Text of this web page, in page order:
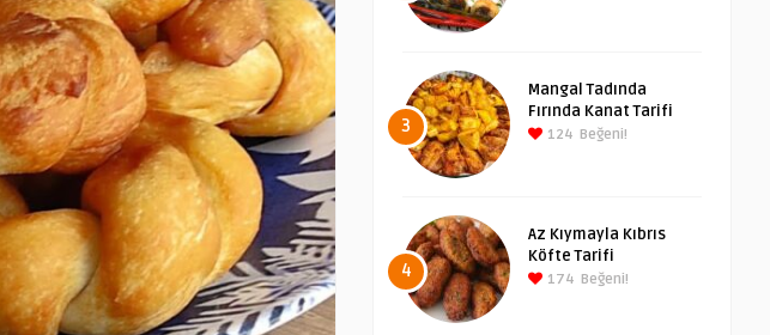
3
Mangal Tadında
Fırında Kanat Tarifi
124 Beğeni!
4
Az Kıymayla Kıbrıs
Köfte Tarifi
174 Beğeni!